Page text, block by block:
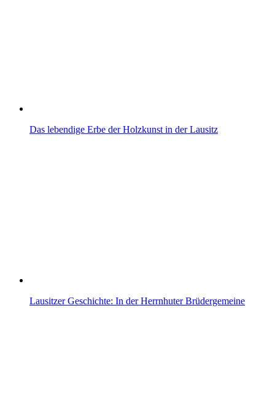
Das lebendige Erbe der Holzkunst in der Lausitz
Lausitzer Geschichte: In der Herrnhuter Brüdergemeine